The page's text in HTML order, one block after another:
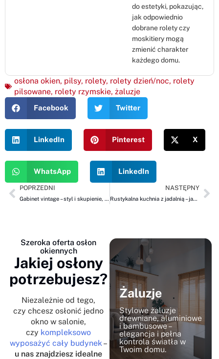
do estetyki, pokazując,
jak odpowiednio
dobrane rolety czy
moskitiery mogą
zmienić charakter
każdego domu.
osłona okien, pilsy, rolety, rolety dzień/noc, rolety
pilsowane, rolety rzymskie, żaluzje
Facebook Twitter
LinkedIn Pinterest X
WhatsApp LinkedIn
POPRZEDNI
Gabinet vintage – styl i skupienie, czyli shuttersy i żaluzje drewniane ROLBEST
NASTĘPNY
Rustykalna kuchnia z jadalnią – jak stworzyć przytulny klimat z wykorzystaniem osłon okiennych ROLBEST
Szeroka oferta osłon
okiennych
Jakiej osłony
potrzebujesz?
Niezależnie od tego,
czy chcesz osłonić jedno
okno w salonie,
czy kompleksowo
wyposażyć cały budynek–
u nas znajdziesz idealne
Żaluzje
Stylowe żaluzje
drewniane, aluminiowe
i bambusowe –
elegancja i pełna
kontrola światła w
Twoim domu.